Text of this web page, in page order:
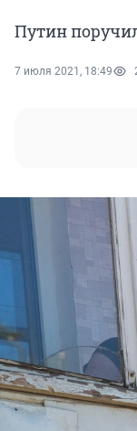
Путин
7 июля 2021, 18:49